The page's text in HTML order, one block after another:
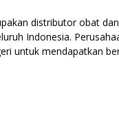
distributor obat
Indonesia.
untuk mendapatkan